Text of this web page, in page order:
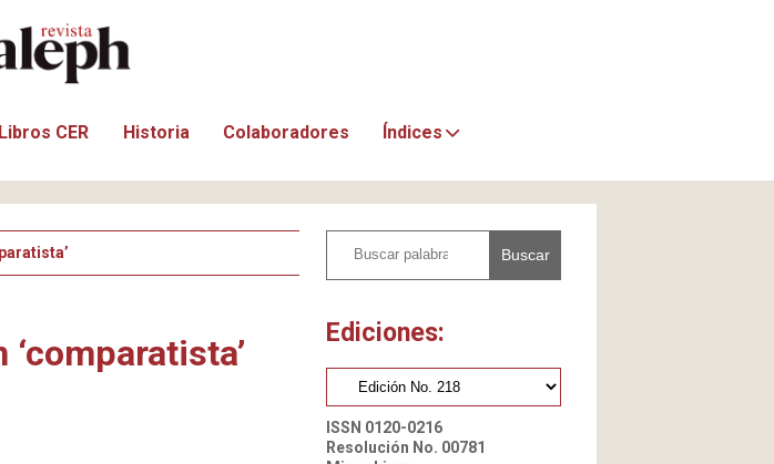
Libros CER Historia Colaboradores Índices
Buscar
Ediciones:
ISSN 0120-0216
Resolución No. 00781